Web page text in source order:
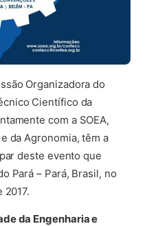
Organizadora do
Científico da
com a SOEA,
da Agronomia, têm a
deste evento que
Pará – Pará, Brasil, no
2017.
da Engenharia e